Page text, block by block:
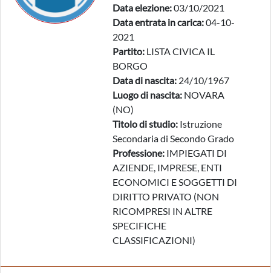
Data elezione:03/10/2021
Data entrata in carica:04-10-
2021
Partito: LISTA CIVICA IL
BORGO
Data di nascita: 24/10/1967
Luogo di nascita: NOVARA
(NO)
Titolo di studio: Istruzione
Secondaria di Secondo Grado
Professione: IMPIEGATI DI
AZIENDE, IMPRESE, ENTI
ECONOMICI E SOGGETTI DI
DIRITTO PRIVATO (NON
RICOMPRESI IN ALTRE
SPECIFICHE
CLASSIFICAZIONI)